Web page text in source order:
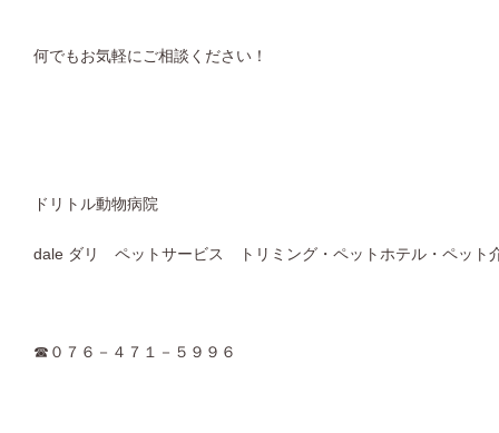
何でもお気軽にご相談ください！
ドリトル動物病院
dale ダリ ペットサービス トリミング・ペットホテル・ペット
☎０７６－４７１－５９９６